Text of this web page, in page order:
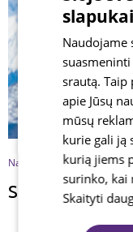
Naudinga žinoti 2015 06 15
Slidinėjimas –
slapukai
Naudojame
srautą.
apie Jūsų
mūsų
kurie gali ją
kurią jiems
surinko, kai
Skaityti